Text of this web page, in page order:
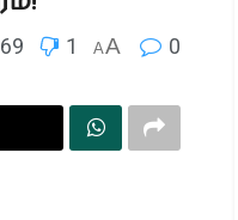
69 1 AA 0